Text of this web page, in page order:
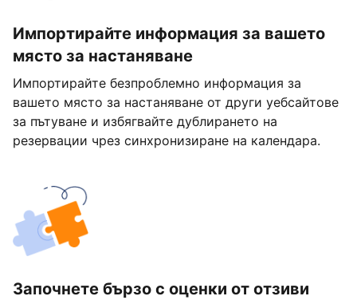
Импортирайте информация за вашето
място за настаняване
Импортирайте безпроблемно информация за
вашето място за настаняване от други уебсайтове
за пътуване и избягвайте дублирането на
резервации чрез синхронизиране на календара.
Започнете бързо с оценки от отзиви